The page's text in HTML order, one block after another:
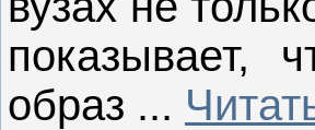
показывает,
образ ...